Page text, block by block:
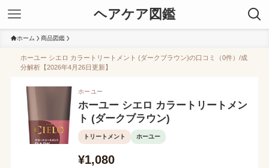
ヘアケア図鑑
ホーム 商品図鑑
ホーユー シエロ カラートリートメント (ダークブラウン)の口コミ（0件）/成
分解析【2026年4月26日更新】
ホーユー
ホーユー シエロ カラートリートメン
ト (ダークブラウン)
トリートメント ホーユー
¥1,080